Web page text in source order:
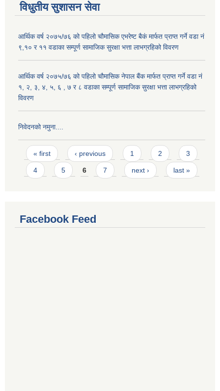
विधुतीय सुशासन सेवा
आर्थिक वर्ष २०७५/७६ को पहिलो चौमासिक एभरेष्ट बैकं मार्फत प्राप्त गर्ने वडा नं
९,१० र ११ वडाका सम्पूर्ण सामाजिक सुरक्षा भत्ता लाभग्रहिको विवरण
आर्थिक वर्ष २०७५/७६ को पहिलो चौमासिक नेपाल बैंक मार्फत प्राप्त गर्ने वडा नं
१, २, ३, ४, ५, ६ , ७ र ८ वडाका सम्पूर्ण सामाजिक सुरक्षा भत्ता लाभग्रहिको
विवरण
निवेदनको नमुना....
Pages
« first ‹ previous 1 2 3
4 5 6 7 next › last »
Facebook Feed